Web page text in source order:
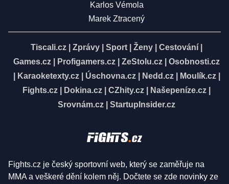
Karlos Vémola
Marek Ztracený
Tiscali.cz Zprávy Sport Ženy Cestování
Games.cz
Profigamers.cz ZeStolu.cz
Osobnosti.cz
Karaoketexty.cz| Úschovna.cz| Nedd.cz| Moulík.cz|
Fights.cz
Dokina.cz CZhity.cz Našepeníze.cz
Srovnám.cz
StartupInsider.cz
Fights.cz je český sportovní web, který se zaměřuje na
MMA a veškeré dění kolem něj. Dočtete se zde novinky ze